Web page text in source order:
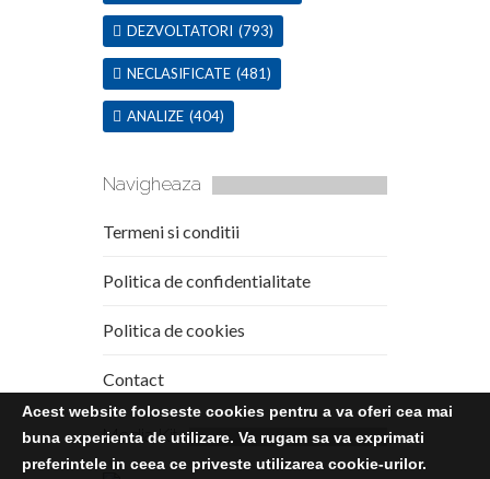
DEZVOLTATORI (793)
NECLASIFICATE (481)
ANALIZE (404)
Navigheaza
Termeni si conditii
Politica de confidentialitate
Politica de cookies
Contact
Media Kit
Acest website foloseste cookies pentru a va oferi cea mai
buna experienta de utilizare. Va rugam sa va exprimati
preferintele in ceea ce priveste utilizarea cookie-urilor.